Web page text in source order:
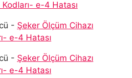
Kodları- e-4 Hatası
- Şeker Ölçüm Cihazı
e-4 Hatası
- Şeker Ölçüm Cihazı
e-4 Hatası